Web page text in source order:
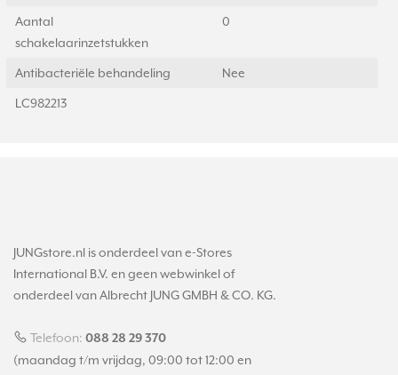
Aantal
schakelaarinzetstukken
0
Antibacteriële behandeling Nee
LC982213
JUNGstore.nl is onderdeel van e-Stores
International B.V. en geen webwinkel of
onderdeel van Albrecht JUNG GMBH & CO. KG.
Telefoon: 088 28 29 370
(maandag t/m vrijdag, 09:00 tot 12:00 en